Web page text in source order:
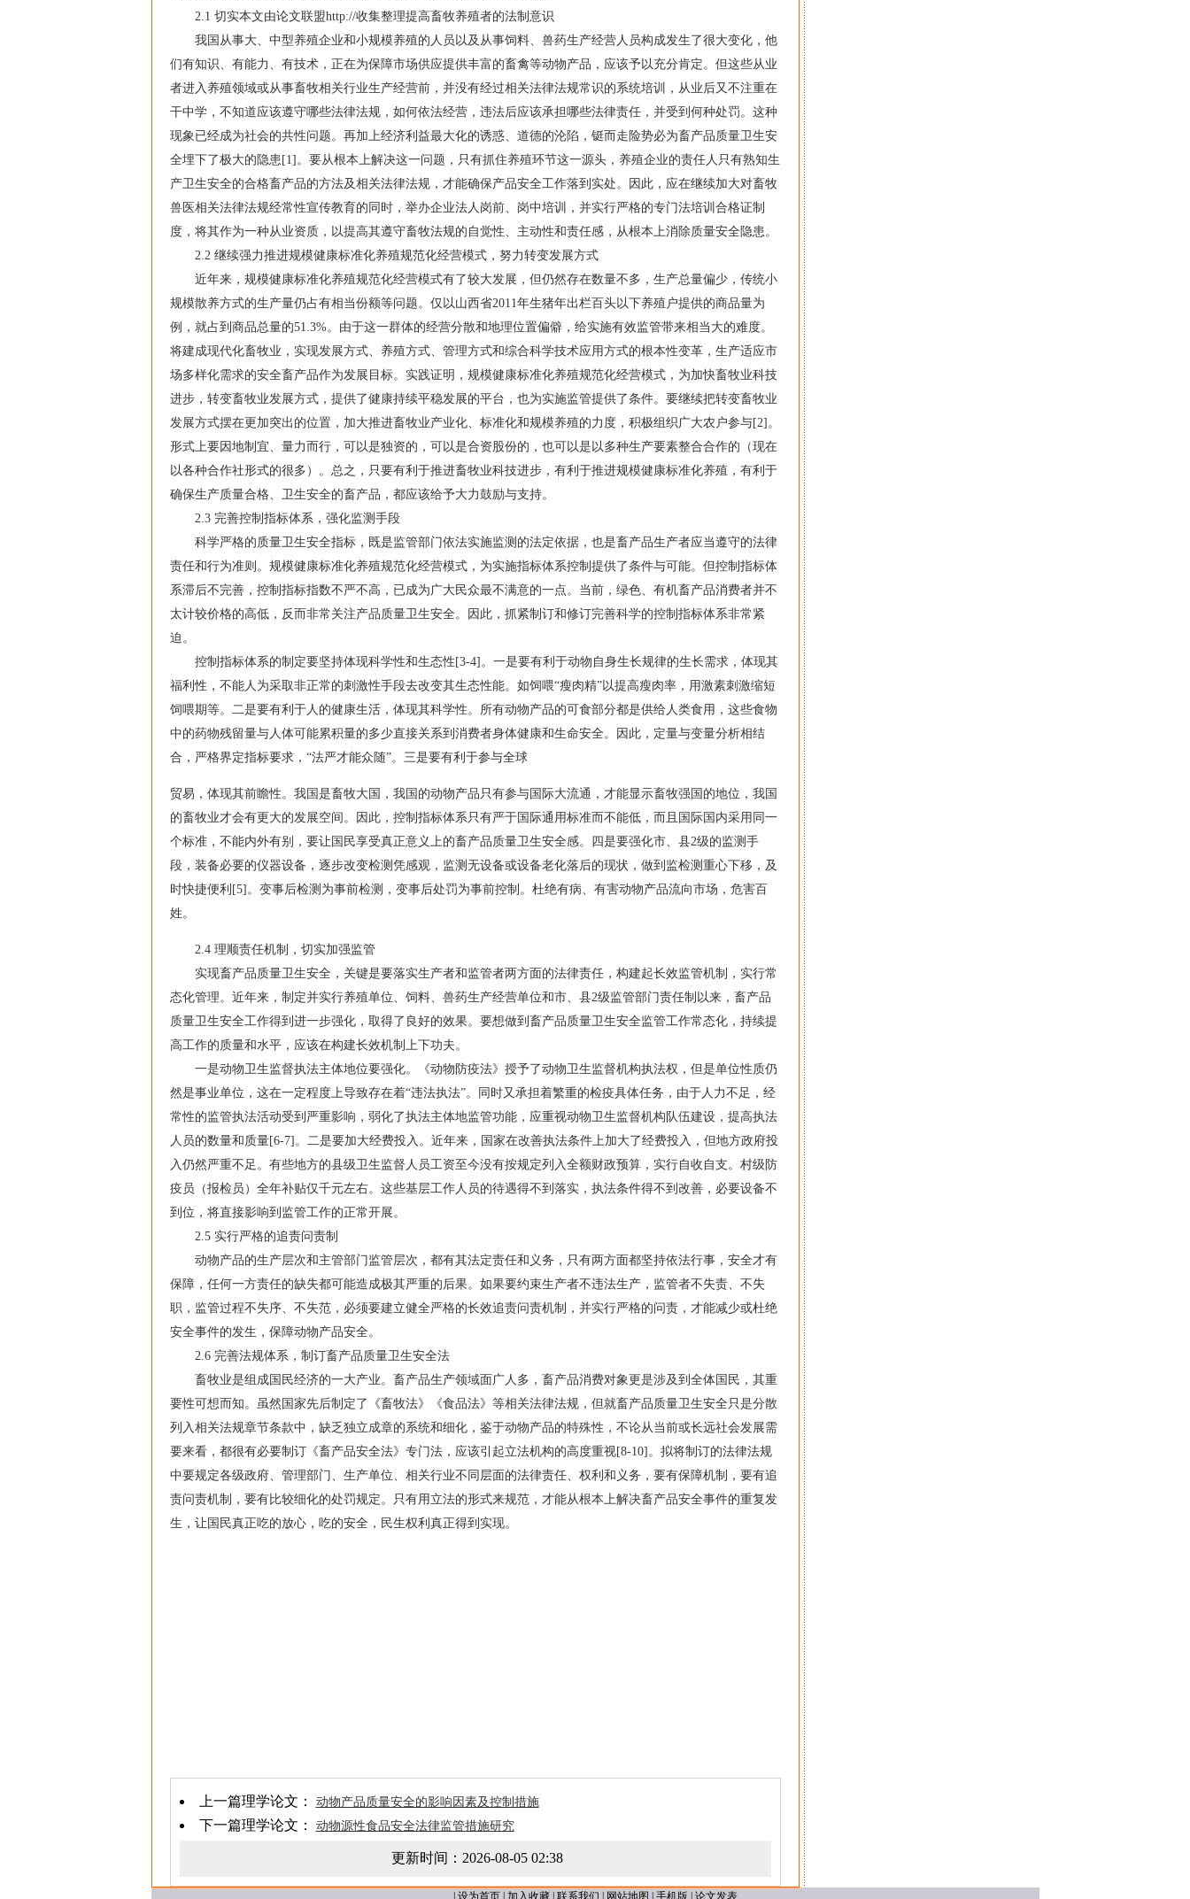
2.1 切实本文由论文联盟http://收集整理提高畜牧养殖者的法制意识
我国从事大、中型养殖企业和小规模养殖的人员以及从事饲料、兽药生产经营人员构成发生了很大变化，他
们有知识、有能力、有技术，正在为保障市场供应提供丰富的畜禽等动物产品，应该予以充分肯定。但这些从业
者进入养殖领域或从事畜牧相关行业生产经营前，并没有经过相关法律法规常识的系统培训，从业后又不注重在
干中学，不知道应该遵守哪些法律法规，如何依法经营，违法后应该承担哪些法律责任，并受到何种处罚。这种
现象已经成为社会的共性问题。再加上经济利益最大化的诱惑、道德的沦陷，铤而走险势必为畜产品质量卫生安
全埋下了极大的隐患[1]。要从根本上解决这一问题，只有抓住养殖环节这一源头，养殖企业的责任人只有熟知生
产卫生安全的合格畜产品的方法及相关法律法规，才能确保产品安全工作落到实处。因此，应在继续加大对畜牧
兽医相关法律法规经常性宣传教育的同时，举办企业法人岗前、岗中培训，并实行严格的专门法培训合格证制
度，将其作为一种从业资质，以提高其遵守畜牧法规的自觉性、主动性和责任感，从根本上消除质量安全隐患。
2.2 继续强力推进规模健康标准化养殖规范化经营模式，努力转变发展方式
近年来，规模健康标准化养殖规范化经营模式有了较大发展，但仍然存在数量不多，生产总量偏少，传统小
规模散养方式的生产量仍占有相当份额等问题。仅以山西省2011年生猪年出栏百头以下养殖户提供的商品量为
例，就占到商品总量的51.3%。由于这一群体的经营分散和地理位置偏僻，给实施有效监管带来相当大的难度。
将建成现代化畜牧业，实现发展方式、养殖方式、管理方式和综合科学技术应用方式的根本性变革，生产适应市
场多样化需求的安全畜产品作为发展目标。实践证明，规模健康标准化养殖规范化经营模式，为加快畜牧业科技
进步，转变畜牧业发展方式，提供了健康持续平稳发展的平台，也为实施监管提供了条件。要继续把转变畜牧业
发展方式摆在更加突出的位置，加大推进畜牧业产业化、标准化和规模养殖的力度，积极组织广大农户参与[2]。
形式上要因地制宜、量力而行，可以是独资的，可以是合资股份的，也可以是以多种生产要素整合合作的（现在
以各种合作社形式的很多）。总之，只要有利于推进畜牧业科技进步，有利于推进规模健康标准化养殖，有利于
确保生产质量合格、卫生安全的畜产品，都应该给予大力鼓励与支持。
2.3 完善控制指标体系，强化监测手段
科学严格的质量卫生安全指标，既是监管部门依法实施监测的法定依据，也是畜产品生产者应当遵守的法律
责任和行为准则。规模健康标准化养殖规范化经营模式，为实施指标体系控制提供了条件与可能。但控制指标体
系滞后不完善，控制指标指数不严不高，已成为广大民众最不满意的一点。当前，绿色、有机畜产品消费者并不
太计较价格的高低，反而非常关注产品质量卫生安全。因此，抓紧制订和修订完善科学的控制指标体系非常紧
迫。
控制指标体系的制定要坚持体现科学性和生态性[3-4]。一是要有利于动物自身生长规律的生长需求，体现其
福利性，不能人为采取非正常的刺激性手段去改变其生态性能。如饲喂“瘦肉精”以提高瘦肉率，用激素刺激缩短
饲喂期等。二是要有利于人的健康生活，体现其科学性。所有动物产品的可食部分都是供给人类食用，这些食物
中的药物残留量与人体可能累积量的多少直接关系到消费者身体健康和生命安全。因此，定量与变量分析相结
合，严格界定指标要求，“法严才能众随”。三是要有利于参与全球
贸易，体现其前瞻性。我国是畜牧大国，我国的动物产品只有参与国际大流通，才能显示畜牧强国的地位，我国
的畜牧业才会有更大的发展空间。因此，控制指标体系只有严于国际通用标准而不能低，而且国际国内采用同一
个标准，不能内外有别，要让国民享受真正意义上的畜产品质量卫生安全感。四是要强化市、县2级的监测手
段，装备必要的仪器设备，逐步改变检测凭感观，监测无设备或设备老化落后的现状，做到监检测重心下移，及
时快捷便利[5]。变事后检测为事前检测，变事后处罚为事前控制。杜绝有病、有害动物产品流向市场，危害百
姓。
2.4 理顺责任机制，切实加强监管
实现畜产品质量卫生安全，关键是要落实生产者和监管者两方面的法律责任，构建起长效监管机制，实行常
态化管理。近年来，制定并实行养殖单位、饲料、兽药生产经营单位和市、县2级监管部门责任制以来，畜产品
质量卫生安全工作得到进一步强化，取得了良好的效果。要想做到畜产品质量卫生安全监管工作常态化，持续提
高工作的质量和水平，应该在构建长效机制上下功夫。
一是动物卫生监督执法主体地位要强化。《动物防疫法》授予了动物卫生监督机构执法权，但是单位性质仍
然是事业单位，这在一定程度上导致存在着“违法执法”。同时又承担着繁重的检疫具体任务，由于人力不足，经
常性的监管执法活动受到严重影响，弱化了执法主体地监管功能，应重视动物卫生监督机构队伍建设，提高执法
人员的数量和质量[6-7]。二是要加大经费投入。近年来，国家在改善执法条件上加大了经费投入，但地方政府投
入仍然严重不足。有些地方的县级卫生监督人员工资至今没有按规定列入全额财政预算，实行自收自支。村级防
疫员（报检员）全年补贴仅千元左右。这些基层工作人员的待遇得不到落实，执法条件得不到改善，必要设备不
到位，将直接影响到监管工作的正常开展。
2.5 实行严格的追责问责制
动物产品的生产层次和主管部门监管层次，都有其法定责任和义务，只有两方面都坚持依法行事，安全才有
保障，任何一方责任的缺失都可能造成极其严重的后果。如果要约束生产者不违法生产，监管者不失责、不失
职，监管过程不失序、不失范，必须要建立健全严格的长效追责问责机制，并实行严格的问责，才能减少或杜绝
安全事件的发生，保障动物产品安全。
2.6 完善法规体系，制订畜产品质量卫生安全法
畜牧业是组成国民经济的一大产业。畜产品生产领域面广人多，畜产品消费对象更是涉及到全体国民，其重
要性可想而知。虽然国家先后制定了《畜牧法》《食品法》等相关法律法规，但就畜产品质量卫生安全只是分散
列入相关法规章节条款中，缺乏独立成章的系统和细化，鉴于动物产品的特殊性，不论从当前或长远社会发展需
要来看，都很有必要制订《畜产品安全法》专门法，应该引起立法机构的高度重视[8-10]。拟将制订的法律法规
中要规定各级政府、管理部门、生产单位、相关行业不同层面的法律责任、权利和义务，要有保障机制，要有追
责问责机制，要有比较细化的处罚规定。只有用立法的形式来规范，才能从根本上解决畜产品安全事件的重复发
生，让国民真正吃的放心，吃的安全，民生权利真正得到实现。
上一篇理学论文： 动物产品质量安全的影响因素及控制措施
下一篇理学论文： 动物源性食品安全法律监管措施研究
更新时间： 2026-08-05 02:38
设为首页 加入收藏| 联系我们 网站地图 手机版 论文发表